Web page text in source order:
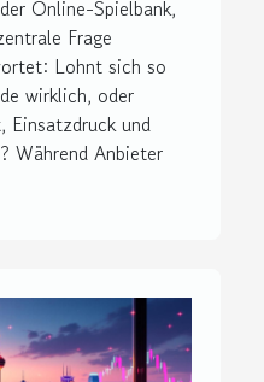
Online-Spielbank,
Frage
Lohnt sich so
wirklich, oder
und
Während Anbieter